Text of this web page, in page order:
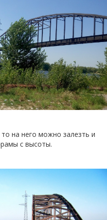
то на него можно залезть и
с высоты.